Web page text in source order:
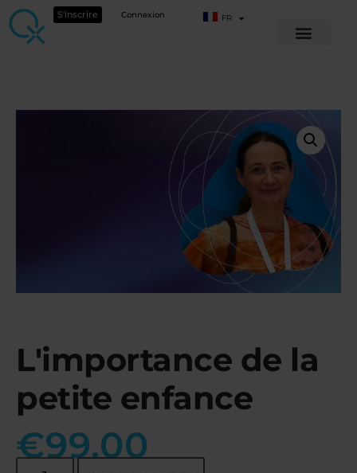
S'inscrire Connexion FR
L'importance de la
petite enfance
€99.00